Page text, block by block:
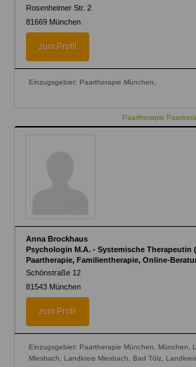
Rosenheimer Str. 2
81669 München
zum Profil
Einzugsgebiet: Paartherapie München,
Paartherapie
Anna Brockhaus
Psychologin M.A. - Systemische Therapeutin
Paartherapie, Familientherapie, Online-
Schönstraße 12
81543 München
zum Profil
Einzugsgebiet: Paartherapie München, München,
Miesbach, Landkreis Miesbach, Bad Tölz,